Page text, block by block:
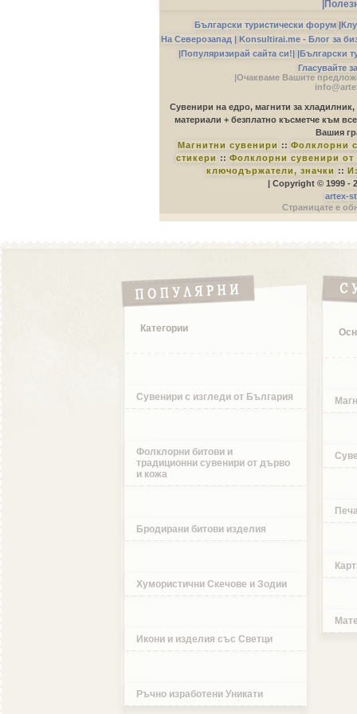
Български туристически форум |
На Северозапад | Konsultirai.me - Блог за
|Популяризирай сайта си!| |Български
Гласувайте
|Очакваме Вашите
Сувенири на едро, магнити за
материали + безплатно късметче към
Вашия
Магнитни сувенири :: Фолклорни
стикери :: Фолклорни сувенири
ключодържатели, значки ::
| Copyright © 1999 -
artex-
Страницате е
Категории
Сувенири с изгледи от България
Фолклорни битови и
традиционни сувенири от дърво
и кожа
Бродирани битови изделия
Хумористични Скечове и Зодии
Икони и изделия със Светци
Ръчно изработени Уникати